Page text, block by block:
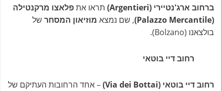
ברחוב ארג'נטיירי (Argentieri) תראו אתפלאצו מרקנטילה
(Palazzo Mercantile)
, שם נמצא מוזיאון המסחר של
בולצאנו (Bolzano).
רחוב דיי בוטאי
רחוב דיי בוטאי (Via dei Bottai)
– אחד הרחובות העתיקם של